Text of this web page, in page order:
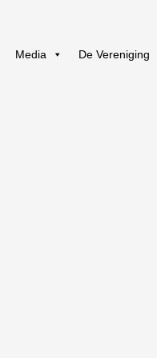
Media De Vereniging